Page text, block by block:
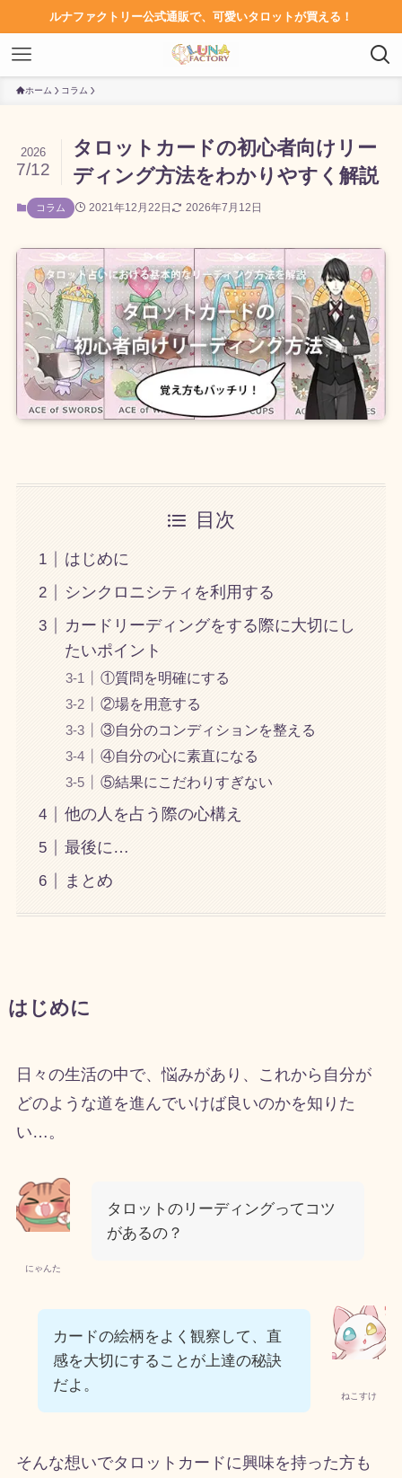
ルナファクトリー公式通販で、可愛いタロットが買える！
ホーム コラム
タロットカードの初心者向けリー
ディング方法をわかりやすく解説
2026
7/12
コラム 2021年12月22日 2026年7月12日
目次
はじめに
シンクロニシティを利用する
カードリーディングをする際に大切にし
たいポイント
①質問を明確にする
②場を用意する
③自分のコンディションを整える
④自分の心に素直になる
⑤結果にこだわりすぎない
他の人を占う際の心構え
最後に…
まとめ
はじめに
日々の生活の中で、悩みがあり、これから自分が
どのような道を進んでいけば良いのかを知りた
い…。
にゃんた
タロットのリーディングってコツ
があるの？
ねこすけ
カードの絵柄をよく観察して、直
感を大切にすることが上達の秘訣
だよ。
そんな想いでタロットカードに興味を持った方も